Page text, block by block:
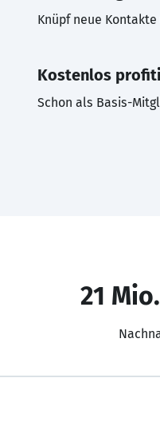
Knüpf neue
Kostenlos
Schon als Basis-
21